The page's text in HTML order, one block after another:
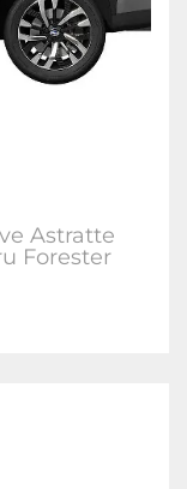
Astratte
Forester